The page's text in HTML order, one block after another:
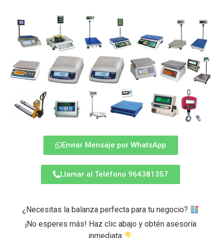
Enviar Mensaje por WhatsApp
Llamar al Teléfono 964381357
¿Necesitas la balanza perfecta para tu negocio?
¡No esperes más! Haz clic abajo y obtén asesoría
inmediata